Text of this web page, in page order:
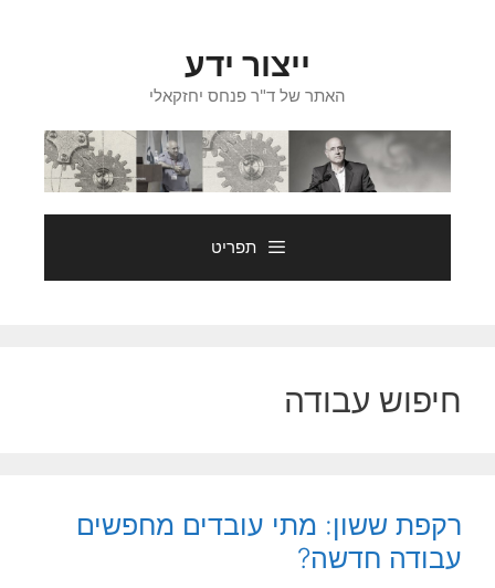
ייצור ידע
האתר של ד"ר פנחס יחזקאלי
תפריט
חיפוש עבודה
רקפת ששון: מתי עובדים מחפשים
עבודה חדשה?